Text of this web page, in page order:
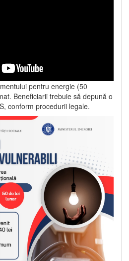
pentru energie (50
Beneficiarii trebuie să depună o
conform procedurii legale.